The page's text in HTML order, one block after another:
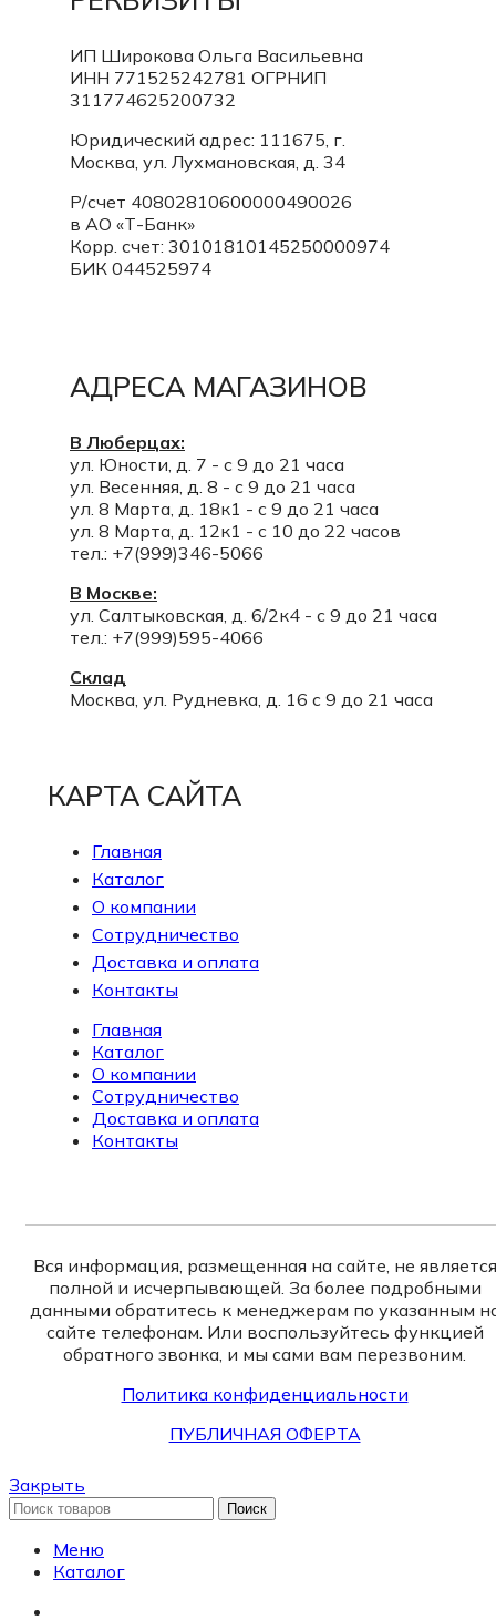
ИП Широкова Ольга Васильевна
ИНН 771525242781 ОГРНИП
311774625200732
Юридический адрес: 111675, г.
Москва, ул. Лухмановская, д. 34
Р/счет 40802810600000490026
в АО «Т-Банк»
Корр. счет: 30101810145250000974
БИК 044525974
АДРЕСА МАГАЗИНОВ
В Люберцах:
ул. Юности, д. 7 - с 9 до 21 часа
ул. Весенняя, д. 8 - с 9 до 21 часа
ул. 8 Марта, д. 18к1 - с 9 до 21 часа
ул. 8 Марта, д. 12к1 - с 10 до 22 часов
тел.: +7(999)346-5066
В Москве:
ул. Салтыковская, д. 6/2к4 - с 9 до 21 часа
тел.: +7(999)595-4066
Склад
Москва, ул. Рудневка, д. 16 с 9 до 21 часа
КАРТА САЙТА
Главная
Каталог
О компании
Сотрудничество
Доставка и оплата
Контакты
Главная
Каталог
О компании
Сотрудничество
Доставка и оплата
Контакты
Вся информация, размещенная на сайте, не является
полной и исчерпывающей. За более подробными
данными обратитесь к менеджерам по указанным
сайте телефонам. Или воспользуйтесь функцией
обратного звонка, и мы сами вам перезвоним.
Политика конфиденциальности
ПУБЛИЧНАЯ ОФЕРТА
Закрыть
Поиск
Меню
Каталог